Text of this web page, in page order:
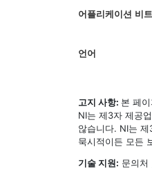
어플리케이션 비트
언어
고지 사항: 본 페
NI는 제3자 제공
않습니다. NI는
묵시적이든 모든
기술 지원: 문의처